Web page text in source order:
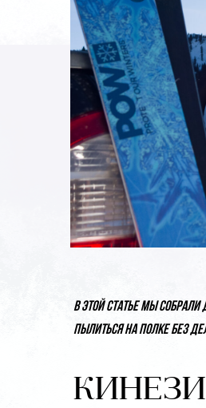
В этой статье мы
пылиться на полке без